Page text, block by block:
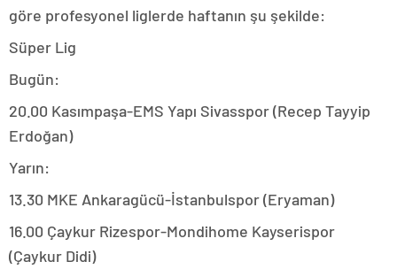
göre profesyonel liglerde haftanın şu şekilde:
Süper Lig
Bugün:
20.00 Kasımpaşa-EMS Yapı Sivasspor (Recep Tayyip
Erdoğan)
Yarın:
13.30 MKE Ankaragücü-İstanbulspor (Eryaman)
16.00 Çaykur Rizespor-Mondihome Kayserispor
(Çaykur Didi)